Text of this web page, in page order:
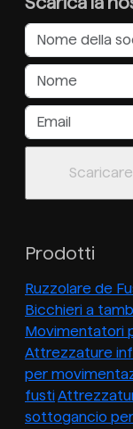
Prodotti
Ruzzolare de
Bicchieri a
Movimentatori
Attrezzature
per
fusti
sottogancio per